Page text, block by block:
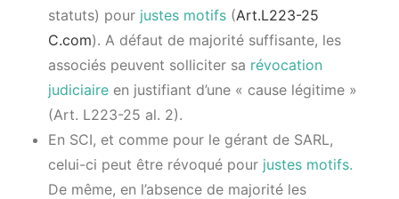
statuts) pour justes motifs (Art.L223-25
C.com). A défaut de majorité suffisante, les
associés peuvent solliciter sa révocation
judiciaire en justifiant d’une « cause légitime »
(Art. L223-25 al. 2).
En SCI, et comme pour le gérant de SARL,
celui-ci peut être révoqué pour justes motifs.
De même, en l’absence de majorité les